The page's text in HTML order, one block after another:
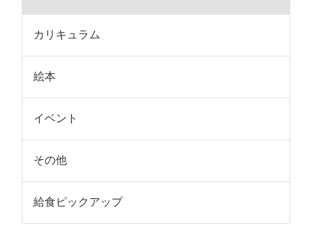
カリキュラム
絵本
イベント
その他
給食ピックアップ